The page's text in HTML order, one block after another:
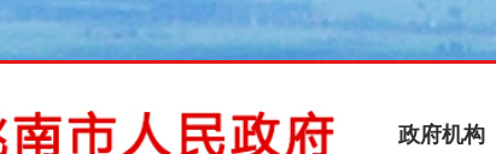
政府机构